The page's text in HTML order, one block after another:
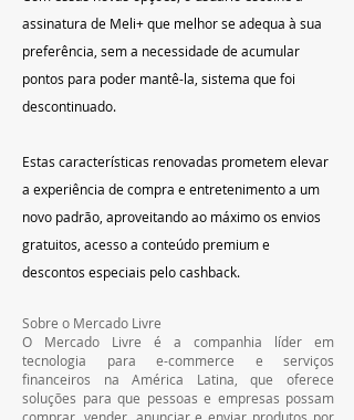
assinatura de Meli+ que melhor se adequa à sua
preferência, sem a necessidade de acumular
pontos para poder mantê-la, sistema que foi
descontinuado.
Estas características renovadas prometem elevar
a experiência de compra e entretenimento a um
novo padrão, aproveitando ao máximo os envios
gratuitos, acesso a conteúdo premium e
descontos especiais pelo cashback.
Sobre o Mercado Livre
O Mercado Livre é a companhia líder em
tecnologia para e-commerce e serviços
financeiros na América Latina, que oferece
soluções para que pessoas e empresas possam